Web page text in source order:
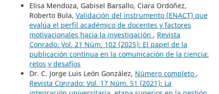
Elisa Mendoza, Gabisel Barsallo, Ciara Ordóñez,
Roberto Bula, Validación del instrumento (ENACT) que
evalúa el perfil académico de docentes y factores
motivacionales hacia la investigación , Revista
Conrado: Vol. 21 Núm. 102 (2025): El papel de la
publicación continua en la comunicación de la ciencia:
retos y desafíos
Dr. C. Jorge Luis León González, Número completo ,
Revista Conrado: Vol. 17 Núm. S1 (2021): La